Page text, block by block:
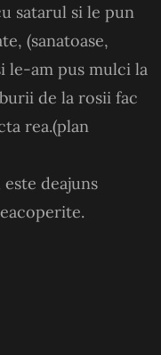
satarul si le pun
(sanatoase,
le-am pus mulci la
de la rosii fac
rea.(plan
deajuns